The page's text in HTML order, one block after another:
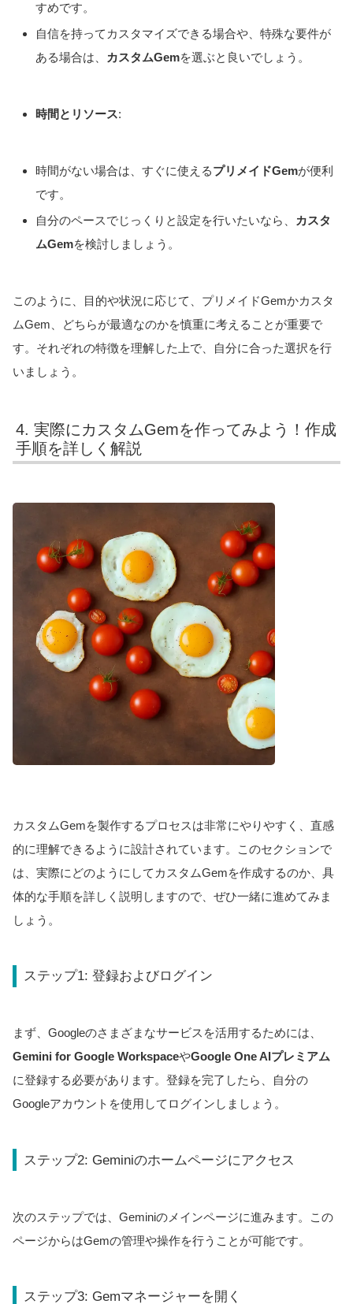
すめです。
自信を持ってカスタマイズできる場合や、特殊な要件が
ある場合は、
カスタムGemを選ぶと良いでしょう。
時間とリソース:
時間がない場合は、すぐに使えるプリメイドGemが便利
です。
自分のペースでじっくりと設定を行いたいなら、
カスタ
ムGemを検討しましょう。
このように、目的や状況に応じて、プリメイドGemかカスタ
ムGem、どちらが最適なのかを慎重に考えることが重要で
す。それぞれの特徴を理解した上で、自分に合った選択を行
いましょう。
4. 実際にカスタムGemを作ってみよう！作成
手順を詳しく解説
カスタムGemを製作するプロセスは非常にやりやすく、直感
的に理解できるように設計されています。このセクションで
は、実際にどのようにしてカスタムGemを作成するのか、具
体的な手順を詳しく説明しますので、ぜひ一緒に進めてみま
しょう。
ステップ1: 登録およびログイン
まず、Googleのさまざまなサービスを活用するためには、
Gemini for Google WorkspaceやGoogle One AIプレミアム
に登録する必要があります。登録を完了したら、自分の
Googleアカウントを使用してログインしましょう。
ステップ2: Geminiのホームページにアクセス
次のステップでは、Geminiのメインページに進みます。この
ページからはGemの管理や操作を行うことが可能です。
ステップ3: Gemマネージャーを開く